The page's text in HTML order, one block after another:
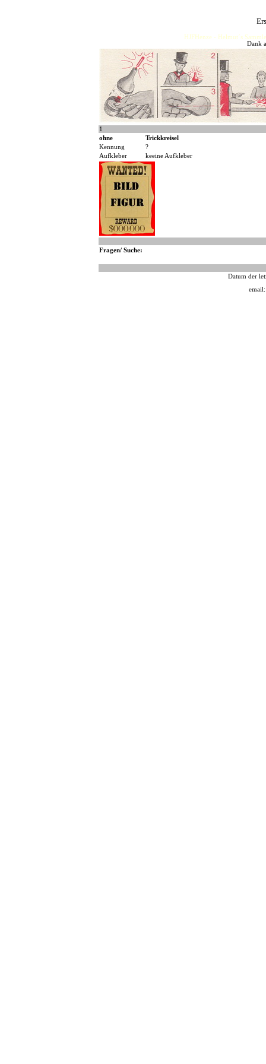
HJFHenze - Helmut´s
Dank
1
ohne
Trickkreisel
Kennung
?
Aufkleber
keeine Aufkleber
Fragen/ Suche:
Datum der